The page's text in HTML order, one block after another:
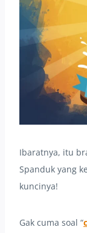
Ibaratnya, itu
Spanduk yang
kuncinya!
Gak cuma soal “